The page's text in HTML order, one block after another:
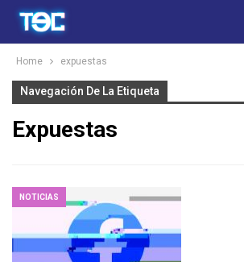
Home expuestas
Navegación De La Etiqueta
Expuestas
NOTICIAS